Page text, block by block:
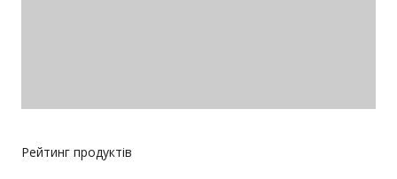
Рейтинг продуктів